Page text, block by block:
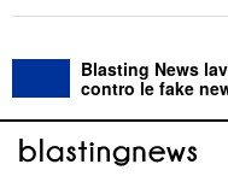
Blasting News
contro le fake
ABOUT LINEA